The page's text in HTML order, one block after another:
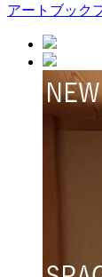
アートブック